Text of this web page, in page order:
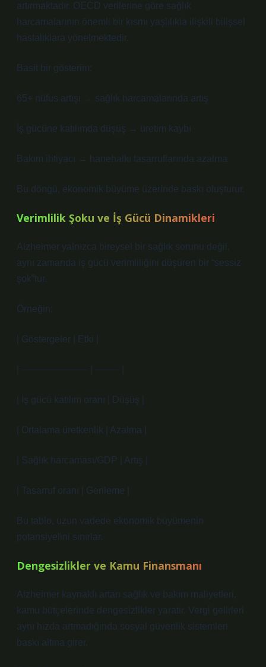
artırmaktadır. OECD verilerine göre sağlık
harcamalarının önemli bir kısmı yaşlılıkla ilişkili bilişsel
hastalıklara yönelmektedir.
Basit bir gösterim:
65+ nüfus artışı → sağlık harcamalarında artış
İş gücüne katılımda düşüş → üretim kaybı
Bakım ihtiyacı → hanehalkı tasarruflarında azalma
Bu döngü, ekonomik büyüme üzerinde baskı oluşturur.
Verimlilik Şoku ve İş Gücü Dinamikleri
Alzheimer yalnızca bireysel bir sağlık sorunu değil,
aynı zamanda iş gücü verimliliğini düşüren bir “sessiz
şok”tur.
Örneğin:
| Göstergeler | Etki |
| ——————— | ——– |
| İş gücü katılım oranı | Düşüş |
| Ortalama üretkenlik | Azalma |
| Sağlık harcaması/GDP | Artış |
| Tasarruf oranı | Gerileme |
Bu tablo, uzun vadede ekonomik büyümenin
potansiyelini sınırlar.
Dengesizlikler ve Kamu Finansmanı
Alzheimer kaynaklı artan sağlık ve bakım maliyetleri,
kamu bütçelerinde dengesizlikler yaratır. Vergi gelirleri
aynı hızda artmadığında sosyal güvenlik sistemleri
baskı altına girer.